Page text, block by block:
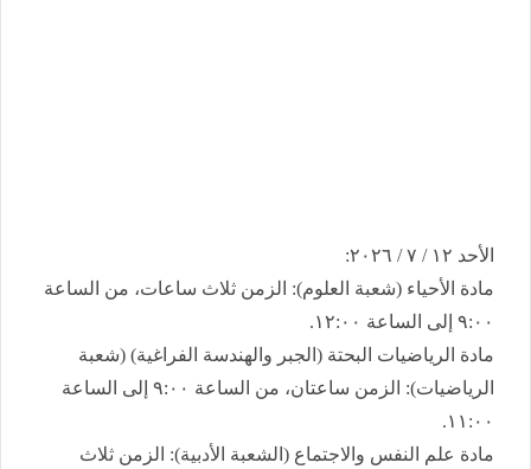
​الأحد ١٢ / ٧ / ٢٠٢٦:
​مادة الأحياء (شعبة العلوم): الزمن ثلاث ساعات، من الساعة
٩:٠٠ إلى الساعة ١٢:٠٠.
​مادة الرياضيات البحتة (الجبر والهندسة الفراغية) (شعبة
الرياضيات): الزمن ساعتان، من الساعة ٩:٠٠ إلى الساعة
١١:٠٠.
​مادة علم النفس والاجتماع (الشعبة الأدبية): الزمن ثلاث